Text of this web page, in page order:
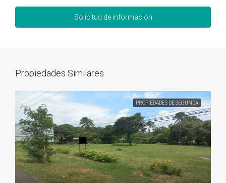
Solicitud de información
Propiedades Similares
PROPIEDADES DE SEGUNDA